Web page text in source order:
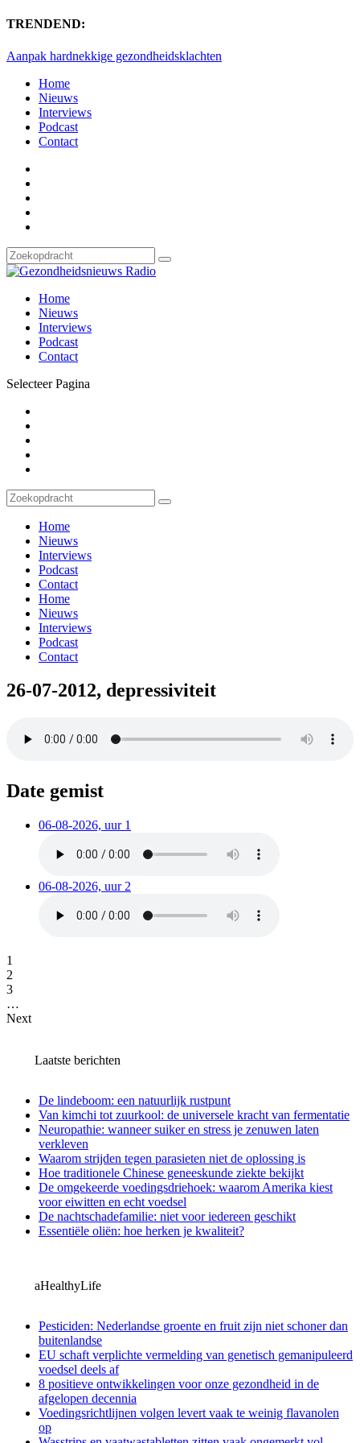
TRENDEND:
Aanpak hardnekkige gezondheidsklachten
Home
Nieuws
Interviews
Podcast
Contact
Home
Nieuws
Interviews
Podcast
Contact
Selecteer Pagina
Home
Nieuws
Interviews
Podcast
Contact
Home
Nieuws
Interviews
Podcast
Contact
26-07-2012, depressiviteit
Date gemist
06-08-2026, uur 1
06-08-2026, uur 2
1
2
3
…
Next
Laatste berichten
De lindeboom: een natuurlijk rustpunt
Van kimchi tot zuurkool: de universele kracht van fermentatie
Neuropathie: wanneer suiker en stress je zenuwen laten
verkleven
Waarom strijden tegen parasieten niet de oplossing is
Hoe traditionele Chinese geneeskunde ziekte bekijkt
De omgekeerde voedingsdriehoek: waarom Amerika kiest
voor eiwitten en echt voedsel
De nachtschadefamilie: niet voor iedereen geschikt
Essentiële oliën: hoe herken je kwaliteit?
aHealthyLife
Pesticiden: Nederlandse groente en fruit zijn niet schoner dan
buitenlandse
EU schaft verplichte vermelding van genetisch gemanipuleerd
voedsel deels af
8 positieve ontwikkelingen voor onze gezondheid in de
afgelopen decennia
Voedingsrichtlijnen volgen levert vaak te weinig flavanolen
op